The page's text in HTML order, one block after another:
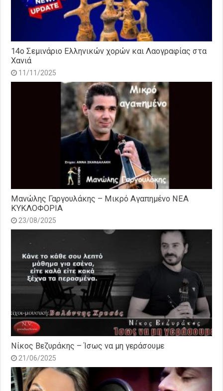
14o Σεμινάριο Ελληνικών χορών και Λαογραφίας στα
Χανιά
11/11/2025
Μανώλης Γαργουλάκης – Μικρό Αγαπημένο NEΑ
ΚΥΚΛΟΦΟΡΙΑ
23/08/2025
Νίκος Βεζυράκης – Ίσως να μη γεράσουμε
21/06/2025